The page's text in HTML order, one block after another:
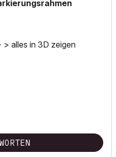
> alles in 3D zeigen